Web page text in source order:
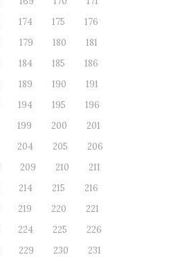
174 175
176
179 180
181
184 185
186
189 190
191
194 195
196
199 200
201
204 205
206
209 210
211
214 215
216
219 220
221
224 225
226
229 230
231